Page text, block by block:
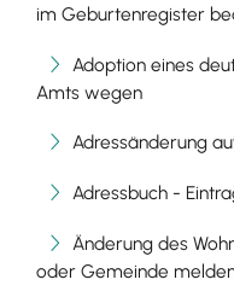
im Geburtenregister
Adoption eines
Amts wegen
Adressänderung
Adressbuch -
Änderung des
oder Gemeinde